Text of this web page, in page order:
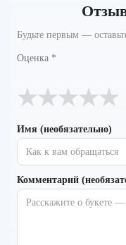
Будьте первым —
Оценка *
★
★
★
★
★
Имя (необязательно)
Комментарий